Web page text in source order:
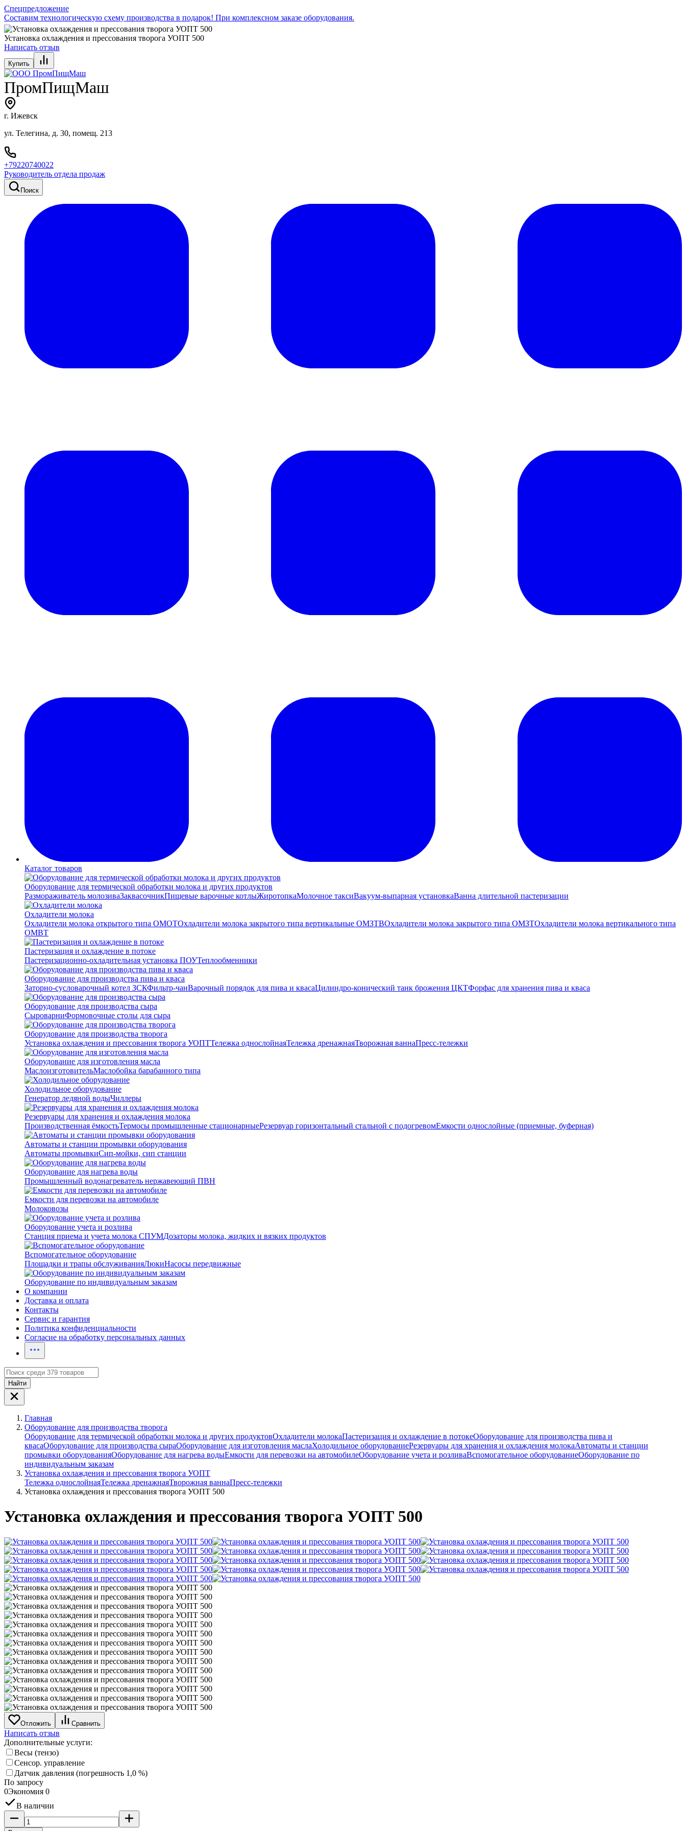
Спецпредложение
Составим технологическую схему производства в подарок! При комплексном заказе оборудования.
Установка охлаждения и прессования творога УОПТ 500
Написать отзыв
Купить
ПромПищМаш
г. Ижевск
ул. Телегина, д. 30, помещ. 213
+79220740022
Руководитель отдела продаж
Поиск
Каталог товаров
Оборудование для термической обработки молока и других продуктов
Размораживатель молозиваЗаквасочникПищевые варочные котлыЖиротопкаМолочное таксиВакуум-выпарная установкаВанна длительной пастеризации
Охладители молока
Охладители молока открытого типа ОМОТОхладители молока закрытого типа вертикальные ОМЗТВОхладители молока закрытого типа ОМЗТОхладители молока вертикального типа
ОМВТ
Пастеризация и охлаждение в потоке
Пастеризационно-охладительная установка ПОУТеплообменники
Оборудование для производства пива и кваса
Заторно-сусловарочный котел ЗСКФильтр-чанВарочный порядок для пива и квасаЦилиндро-конический танк брожения ЦКТФорфас для хранения пива и кваса
Оборудование для производства сыра
СыроварниФормовочные столы для сыра
Оборудование для производства творога
Установка охлаждения и прессования творога УОПТТележка однослойнаяТележка дренажнаяТворожная ваннаПресс-тележки
Оборудование для изготовления масла
МаслоизготовительМаслобойка барабанного типа
Холодильное оборудование
Генератор ледяной водыЧиллеры
Резервуары для хранения и охлаждения молока
Производственная ёмкостьТермосы промышленные стационарныеРезервуар горизонтальный стальной с подогревомЕмкости однослойные (приемные, буферная)
Автоматы и станции промывки оборудования
Автоматы промывкиСип-мойки, сип станции
Оборудование для нагрева воды
Промышленный водонагреватель нержавеющий ПВН
Емкости для перевозки на автомобиле
Молоковозы
Оборудование учета и розлива
Станция приема и учета молока СПУМДозаторы молока, жидких и вязких продуктов
Вспомогательное оборудование
Площадки и трапы обслуживанияЛюкиНасосы передвижные
Оборудование по индивидуальным заказам
О компании
Доставка и оплата
Контакты
Сервис и гарантия
Политика конфиденциальности
Согласие на обработку персональных данных
Найти
Главная
Оборудование для производства творога
Оборудование для термической обработки молока и других продуктовОхладители молокаПастеризация и охлаждение в потокеОборудование для производства пива и
квасаОборудование для производства сыраОборудование для изготовления маслаХолодильное оборудованиеРезервуары для хранения и охлаждения молокаАвтоматы и станции
промывки оборудованияОборудование для нагрева водыЕмкости для перевозки на автомобилеОборудование учета и розливаВспомогательное оборудованиеОборудование по
индивидуальным заказам
Установка охлаждения и прессования творога УОПТ
Тележка однослойнаяТележка дренажнаяТворожная ваннаПресс-тележки
Установка охлаждения и прессования творога УОПТ 500
Установка охлаждения и прессования творога УОПТ 500
Отложить Сравнить
Написать отзыв
Дополнительные услуги:
Весы (тензо)
Сенсор. управление
Датчик давления (погрешность 1,0 %)
По запросу
0Экономия 0
В наличии